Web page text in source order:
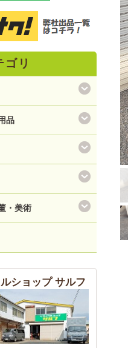
ゴリ
品
・美術
ショップ サルフ